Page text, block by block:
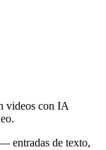
videos con IA
entradas de texto,